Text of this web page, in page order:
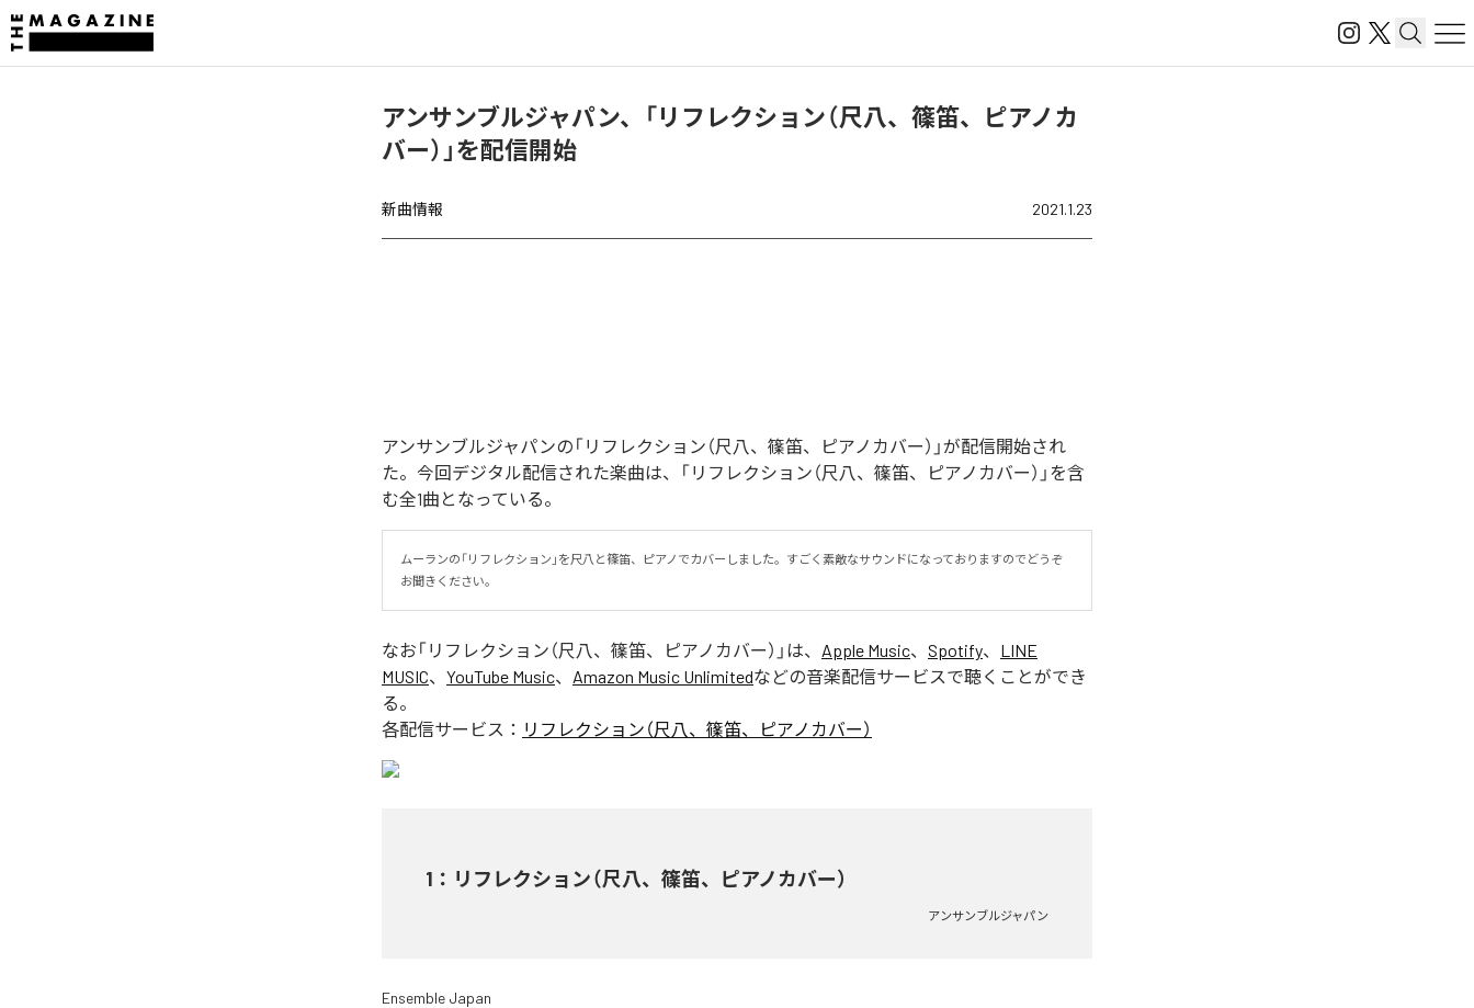
アンサンブルジャパン、「リフレクション（尺八、篠笛、ピアノカ
バー）」を配信開始
新曲情報 2021.1.23
アンサンブルジャパンの「リフレクション（尺八、篠笛、ピアノカバー）」が配信開始され
た。今回デジタル配信された楽曲は、「リフレクション（尺八、篠笛、ピアノカバー）」を含
む全1曲となっている。
ムーランの「リフレクション」を尺八と篠笛、ピアノでカバーしました。すごく素敵なサウンドになっておりますのでどうぞ
お聞きください。
なお「リフレクション（尺八、篠笛、ピアノカバー） 」は、 Apple Music、 Spotify、 LINE
MUSIC、 YouTube Music、 Amazon Music Unlimitedなどの音楽配信サービスで聴くことができ
る。
各配信サービス： リフレクション（尺八、篠笛、ピアノカバー）
1 ： リフレクション（尺八、篠笛、ピアノカバー）
アンサンブルジャパン
Ensemble Japan